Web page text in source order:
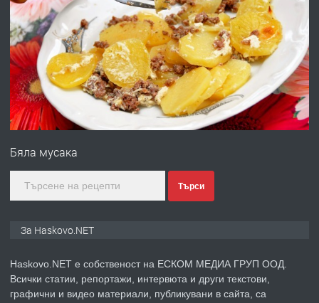
ПРЕДЛАГА Под НАЕМ двустаен Орфей
преди 3 дни
ПРЕДЛАГА
Нов апартамент на ул. Липа до
Езикова гимназия
ПРЕДЛАГА
🔑 ОБЗАВЕДЕНА ГАРСОНИЕРА ПОД
преди 5 дни
ПРЕДЛАГА НАПЪЛНО ОБЗАВЕДЕН И
Бяла мусака
Търси
За Haskovo.NET
Haskovo.NET е собственост на ЕСКОМ МЕДИА ГРУП ООД.
Всички статии, репортажи, интервюта и други текстови,
графични и видео материали, публикувани в сайта, са